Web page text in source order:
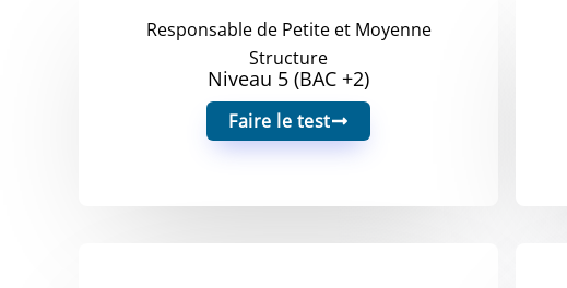
Responsable de Petite et Moyenne
Structure
Niveau 5 (BAC +2)
Faire le test